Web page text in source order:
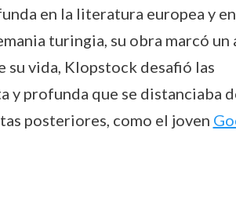
en la literatura europea y
turingia, su obra marcó un
su vida, Klopstock desafió las
y profunda que se distanciaba
posteriores, como el joven